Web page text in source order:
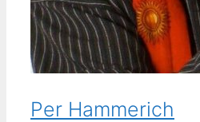
Per Hammerich